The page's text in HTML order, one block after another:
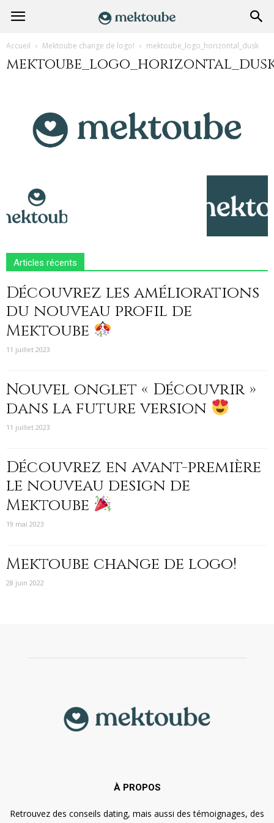
Accueil Mektoube change de logo! mektoube_logo_horizontal_dusk
Articles récents
Découvrez les améliorations
du nouveau profil de
Mektoube
11 juillet 2023
Nouvel onglet « Découvrir »
dans la future version
11 juillet 2023
Découvrez en avant-première
le nouveau design de
Mektoube
19 mai 2023
Mektoube change de logo!
28 juin 2022
À PROPOS
Retrouvez des conseils dating, mais aussi des témoignages, des